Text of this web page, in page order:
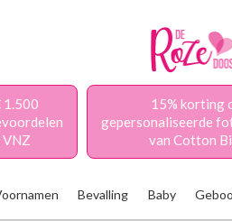
1.500
VNZ
15% korting
gepersonaliseerde
van Cotton
Bevalling Baby